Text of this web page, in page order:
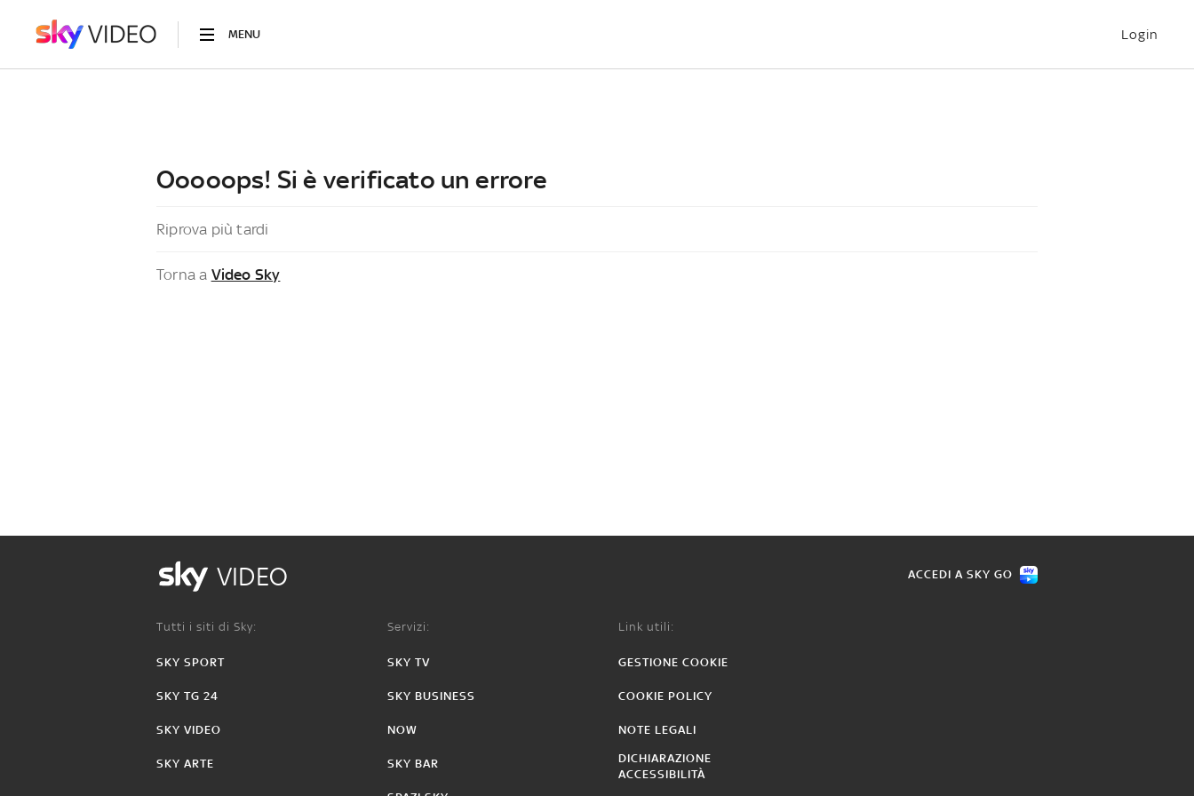
MENU Login
Ooooops! Si è verificato un errore
Riprova più tardi
Torna a Video Sky
VIDEO ACCEDI A SKY GO
Tutti i siti di Sky:
SKY SPORT
SKY TG 24
SKY VIDEO
SKY ARTE
Servizi:
SKY TV
SKY BUSINESS
NOW
SKY BAR
Link utili:
GESTIONE COOKIE
COOKIE POLICY
NOTE LEGALI
DICHIARAZIONE
ACCESSIBILITÀ